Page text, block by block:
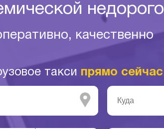
недорого
качественно
такси прямо сейчас